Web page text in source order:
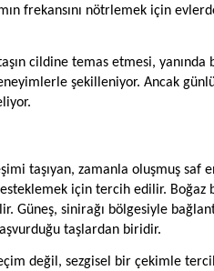
frekansını nötrlemek için
cildine temas etmesi, yanında
şekilleniyor. Ancak
taşıyan, zamanla oluşmuş saf
için tercih edilir. Boğaz
Güneş, sinirağı bölgesiyle
taşlardan biridir.
değil, sezgisel bir çekimle